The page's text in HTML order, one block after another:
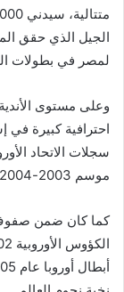
لمصر في بطولات
وعلى مستوى
احترافية كبيرة في
موسم 2003-2004، ثم 41 هدفًا في نسخة 2004-2005.
كما كان ضمن